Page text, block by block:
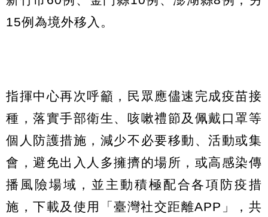
15例為境外移入。
指揮中心再次呼籲，民眾應儘速完成疫苗接
種，落實手部衛生、咳嗽禮節及佩戴口罩等
個人防護措施，減少不必要移動、活動或集
會，避免出入人多擁擠的場所，或高感染傳
播風險場域，並主動積極配合各項防疫措
施，下載及使用「臺灣社交距離APP」，共